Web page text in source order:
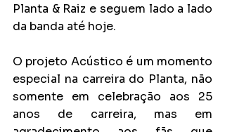
Planta & Raiz e seguem lado a lado
da banda até hoje.
O projeto Acústico é um momento
especial na carreira do Planta, não
somente em celebração aos 25
anos de carreira, mas em